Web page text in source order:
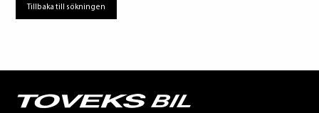
Tillbaka till sökningen